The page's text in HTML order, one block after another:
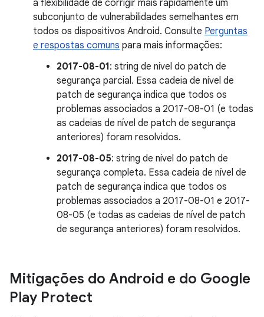
a flexibilidade de corrigir mais rapidamente um
subconjunto de vulnerabilidades semelhantes em
todos os dispositivos Android. Consulte Perguntas
e respostas comuns para mais informações:
2017-08-01: string de nível do patch de
segurança parcial. Essa cadeia de nível de
patch de segurança indica que todos os
problemas associados a 2017-08-01 (e todas
as cadeias de nível de patch de segurança
anteriores) foram resolvidos.
2017-08-05: string de nível do patch de
segurança completa. Essa cadeia de nível de
patch de segurança indica que todos os
problemas associados a 2017-08-01 e 2017-
08-05 (e todas as cadeias de nível de patch
de segurança anteriores) foram resolvidos.
Mitigações do Android e do Google
Play Protect